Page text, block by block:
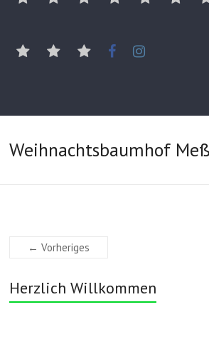
Weihnachtsbaumhof
← Vorheriges
Herzlich Willkommen